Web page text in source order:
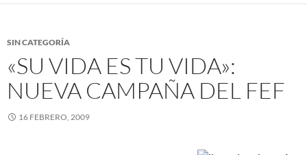
SIN CATEGORÍA
«SU VIDA ES TU VIDA»:
NUEVA CAMPAÑA DEL FEF
16 FEBRERO, 2009